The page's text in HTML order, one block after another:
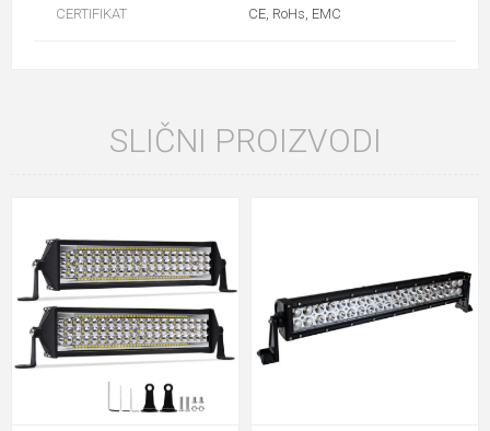
CERTIFIKAT CE, RoHs, EMC
SLIČNI PROIZVODI